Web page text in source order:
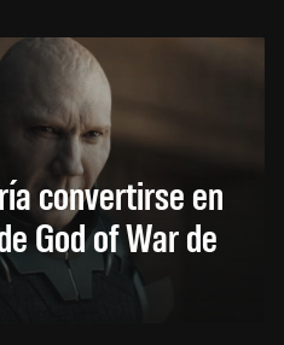
convertirse en
God of War de